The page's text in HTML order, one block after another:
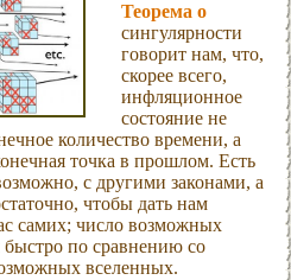
Теорема о
сингулярности
говорит нам, что,
скорее всего,
инфляционное
состояние не
количество времени, а
точка в прошлом. Есть
с другими законами, а
чтобы дать нам
самих; число возможных
быстро по сравнению со
вселенных.